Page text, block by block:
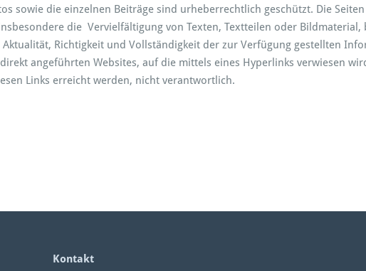
sowie die einzelnen Beiträge sind urheberrechtlich geschützt. Die
die Vervielfältigung von Texten, Textteilen oder Bildmaterial,
Richtigkeit und Vollständigkeit der zur Verfügung gestellten
angeführten Websites, auf die mittels eines Hyperlinks verwiesen
Links erreicht werden, nicht verantwortlich.
Kontakt